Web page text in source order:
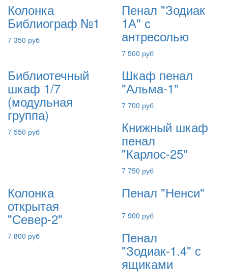
Колонка
Библиограф №1
7 350 руб
Пенал "Зодиак
1А" с
антресолью
7 500 руб
Библиотечный
шкаф 1/7
(модульная
группа)
7 550 руб
Шкаф пенал
"Альма-1"
7 700 руб
Книжный шкаф
пенал
"Карлос-25"
7 750 руб
Колонка
открытая
"Север-2"
7 800 руб
Пенал "Ненси"
7 900 руб
Пенал
"Зодиак-1.4" с
ящиками